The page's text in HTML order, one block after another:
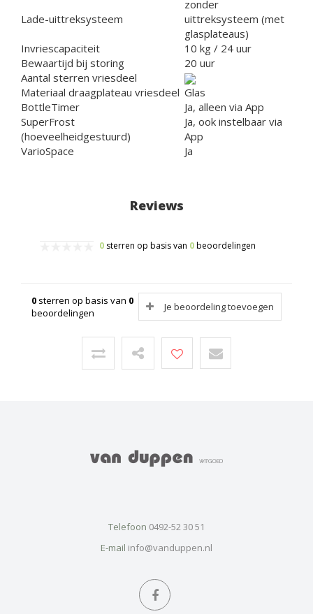
Lade-uittreksysteem
zonder
uittreksysteem (met
glasplateaus)
Invriescapaciteit
10 kg / 24 uur
Bewaartijd bij storing
20 uur
Aantal sterren vriesdeel
Materiaal draagplateau vriesdeel Glas
BottleTimer
Ja, alleen via App
SuperFrost
(hoeveelheidgestuurd)
Ja, ook instelbaar via
App
VarioSpace
Ja
Reviews
0 sterren op basis van 0beoordelingen
0 sterren op basis van 0
beoordelingen
Je beoordeling toevoegen
Telefoon 0492-52 30 51
E-mail info@vanduppen.nl